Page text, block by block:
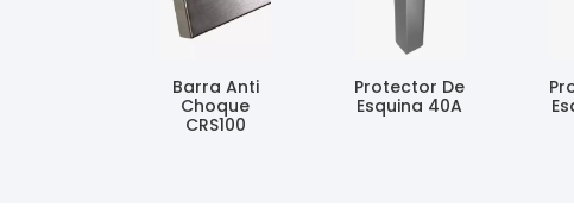
Barra Anti
Choque
CRS100
Protector De
Esquina 40A